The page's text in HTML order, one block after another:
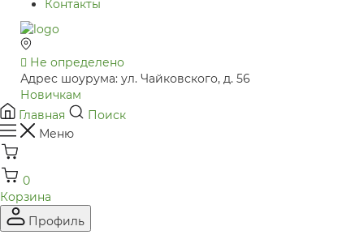
Контакты
Не определено
Адрес шоурума: ул. Чайковского, д. 56
Новичкам
Главная
Поиск
Меню
0
Корзина
Профиль